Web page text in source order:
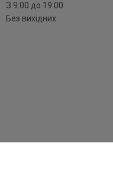
З 9:00 до 19:00
Без вихідних